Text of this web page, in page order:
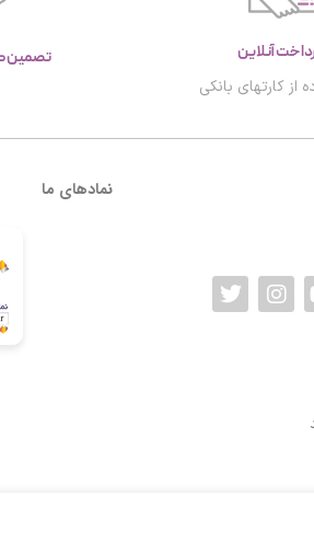
آنلاین
از کارتهای بانکی
تصمین
نمادهای ما